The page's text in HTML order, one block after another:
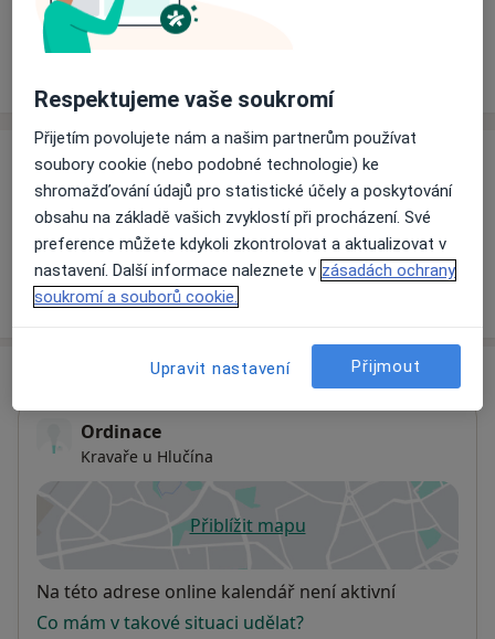
Ceník
Informace o službách a cenách nejsou k dispozici
Tento specialista ještě nepřidával žádné informace o
svých službách.
Ordinace
Kravaře u Hlučína
Přiblížit mapuse otevře v nové záložce
Dostupnost
Na této adrese online kalendář není aktivní
Co mám v takové situaci udělat?
Respektujeme vaše soukromí
Přijetím povolujete nám a našim partnerům používat
soubory cookie (nebo podobné technologie) ke
shromažďování údajů pro statistické účely a poskytování
obsahu na základě vašich zvyklostí při procházení. Své
preference můžete kdykoli zkontrolovat a aktualizovat v
nastavení. Další informace naleznete v zásadách ochrany
soukromí a souborů cookie.
Upravit nastavení Přijmout